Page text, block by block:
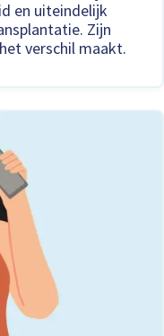
en uiteindelijk
Zijn
verschil maakt.